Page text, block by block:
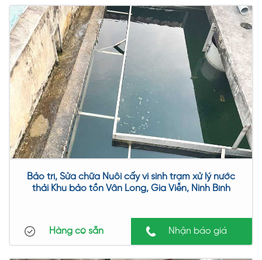
Bảo trì, Sửa chữa Nuôi cấy vi sinh trạm xử lý nước
thải Khu bảo tồn Vân Long, Gia Viễn, Ninh Bình
Hàng có sẵn Nhận báo giá